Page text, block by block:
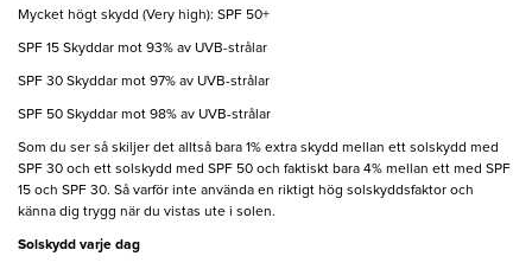
Mycket högt skydd (Very high): SPF 50+
SPF 15 Skyddar mot 93% av UVB-strålar
SPF 30 Skyddar mot 97% av UVB-strålar
SPF 50 Skyddar mot 98% av UVB-strålar
Som du ser så skiljer det alltså bara 1% extra skydd mellan ett solskydd med
SPF 30 och ett solskydd med SPF 50 och faktiskt bara 4% mellan ett med SPF
15 och SPF 30. Så varför inte använda en riktigt hög solskyddsfaktor och
känna dig trygg när du vistas ute i solen.
Solskydd varje dag